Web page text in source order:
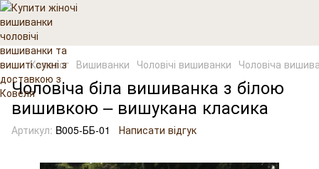
Каталог Вишиванки Чоловічі вишиванки Чоловіча
Чоловіча біла вишиванка з білою
вишивкою – вишукана класика
Артикул: B005-ББ-01 Написати відгук